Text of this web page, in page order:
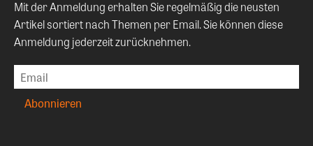
Mit der Anmeldung erhalten Sie regelmäßig die neusten
Artikel sortiert nach Themen per Email. Sie können diese
Anmeldung jederzeit zurücknehmen.